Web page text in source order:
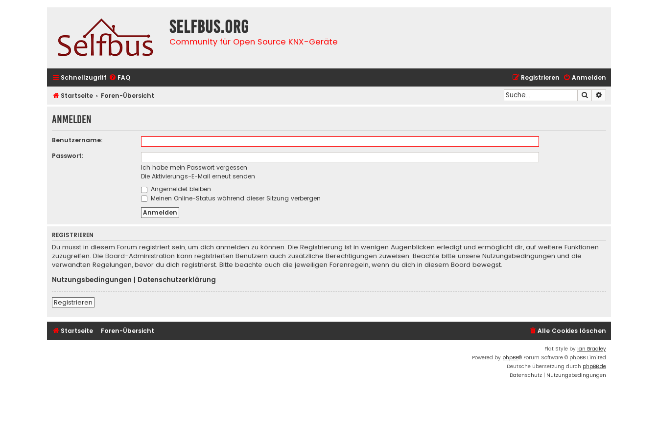
selfbus.org
Community für Open Source KNX-Geräte
Schnellzugriff FAQ Anmelden
Registrieren
Startseite Foren-Übersicht Suche
Anmelden
Benutzername:
Passwort:
Ich habe mein Passwort vergessen
Die Aktivierungs-E-Mail erneut senden
Angemeldet bleiben
Meinen Online-Status während dieser Sitzung verbergen
REGISTRIEREN
Du musst in diesem Forum registriert sein, um dich anmelden zu können. Die Registrierung ist in wenigen Augenblicken erledigt und ermöglicht dir, auf weitere Funktionen
zuzugreifen. Die Board-Administration kann registrierten Benutzern auch zusätzliche Berechtigungen zuweisen. Beachte bitte unsere Nutzungsbedingungen und die
verwandten Regelungen, bevor du dich registrierst. Bitte beachte auch die jeweiligen Forenregeln, wenn du dich in diesem Board bewegst.
Nutzungsbedingungen
Datenschutzerklärung
Registrieren
Startseite Foren-Übersicht Alle Cookies löschen
Flat Style by Ian Bradley
Powered by phpBB® Forum Software © phpBB Limited
Deutsche Übersetzung durch phpBB.de
Datenschutz | Nutzungsbedingungen